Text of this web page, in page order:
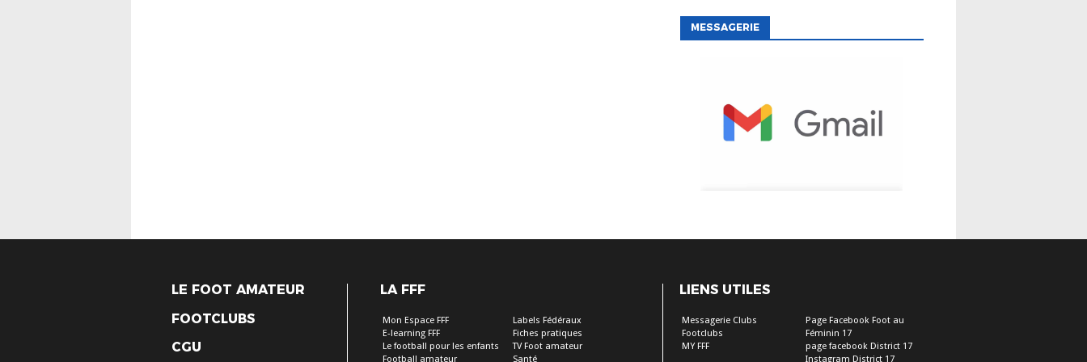
MESSAGERIE
LE FOOT AMATEUR
FOOTCLUBS
CGU
LA FFF
Mon Espace FFF
E-learning FFF
Le football pour les enfants
Football amateur
Labels Fédéraux
Fiches pratiques
TV Foot amateur
Santé
LIENS UTILES
Messagerie Clubs
Footclubs
MY FFF
Page Facebook Foot au
Féminin 17
page facebook District 17
Instagram District 17